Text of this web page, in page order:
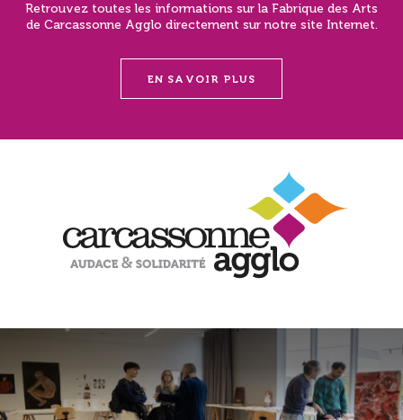
Retrouvez toutes les informations sur la Fabrique des Arts
de Carcassonne Agglo directement sur notre site Internet.
EN SAVOIR PLUS